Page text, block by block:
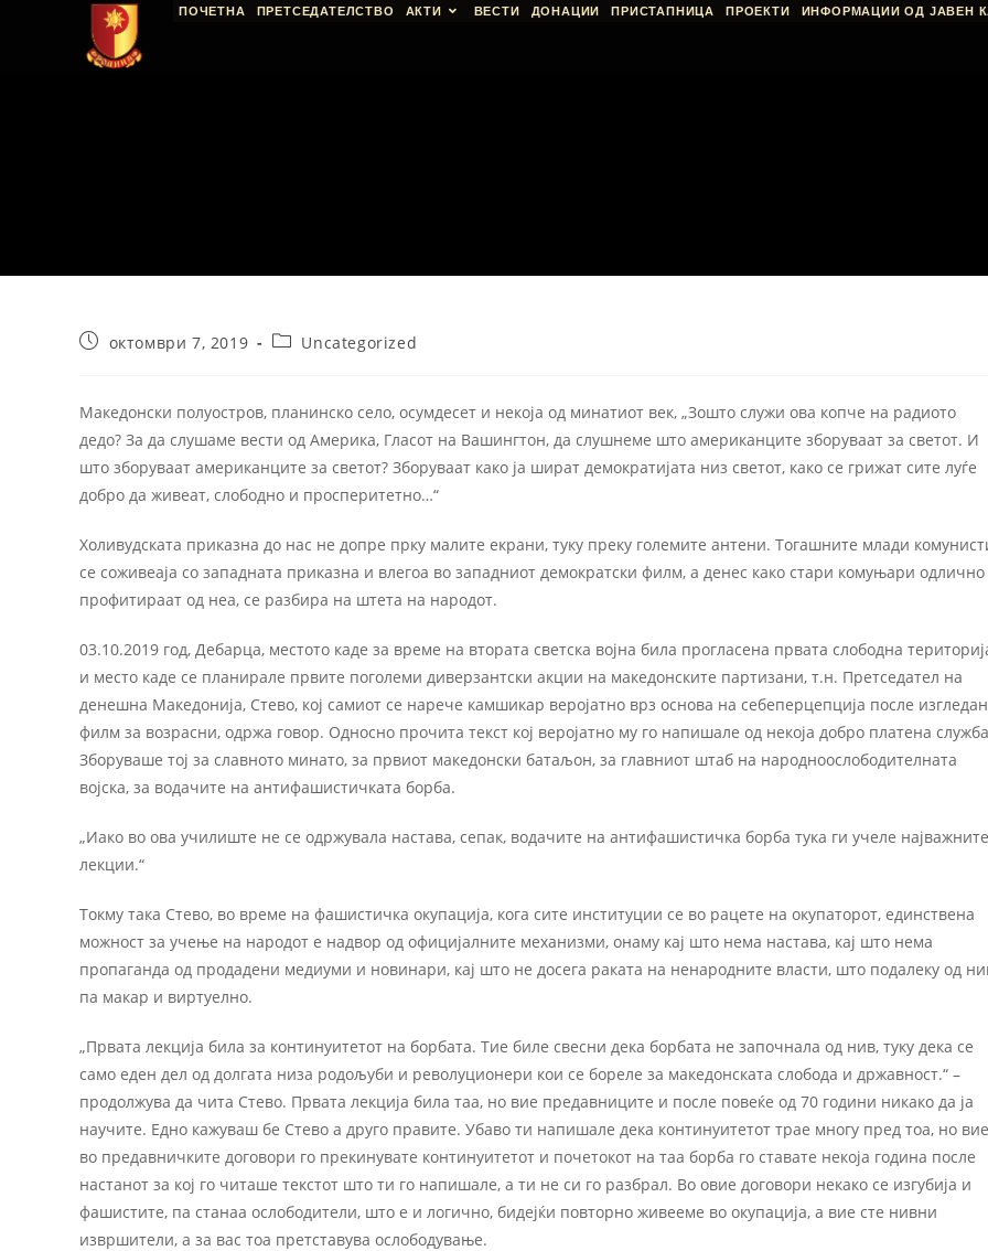
ПОЧЕТНА ПРЕТСЕДАТЕЛСТВО АКТИ ВЕСТИ ДОНАЦИИ ПРИСТАПНИЦА ПРОЕКТИ ИНФОРМАЦИИ ОД ЈАВЕН
октомври 7, 2019 Uncategorized
Македонски полуостров, планинско село, осумдесет и некоја од минатиот век, „Зошто служи ова копче на радиото
дедо? За да слушаме вести од Америка, Гласот на Вашингтон, да слушнеме што американците зборуваат за светот. И
што зборуваат американците за светот? Зборуваат како ја шират демократијата низ светот, како се грижат сите луѓе
добро да живеат, слободно и просперитетно…“
Холивудската приказна до нас не допре прку малите екрани, туку преку големите антени. Тогашните млади
се соживеаја со западната приказна и влегоа во западниот демократски филм, а денес како стари комуњари одлично
профитираат од неа, се разбира на штета на народот.
03.10.2019 год, Дебарца, местото каде за време на втората светска војна била прогласена првата слободна
и место каде се планирале првите поголеми диверзантски акции на македонските партизани, т.н. Претседател на
денешна Македонија, Стево, кој самиот се нарече камшикар веројатно врз основа на себеперцепција после изгледан
филм за возрасни, одржа говор. Односно прочита текст кој веројатно му го напишале од некоја добро платена
Зборуваше тој за славното минато, за првиот македонски батаљон, за главниот штаб на народноослободителната
војска, за водачите на антифашистичката борба.
„Иако во ова училиште не се одржувала настава, сепак, водачите на антифашистичка борба тука ги учеле најважните
лекции.“
Токму така Стево, во време на фашистичка окупација, кога сите институции се во рацете на окупаторот, единствена
можност за учење на народот е надвор од официјалните механизми, онаму кај што нема настава, кај што нема
пропаганда од продадени медиуми и новинари, кај што не досега раката на ненародните власти, што подалеку од
па макар и виртуелно.
„Првата лекција била за континуитетот на борбата. Тие биле свесни дека борбата не започнала од нив, туку дека се
само еден дел од долгата низа родољуби и револуционери кои се бореле за македонската слобода и државност.“ –
продолжува да чита Стево. Првата лекција била таа, но вие предавниците и после повеќе од 70 години никако да ја
научите. Едно кажуваш бе Стево а друго правите. Убаво ти напишале дека континуитетот трае многу пред тоа, но вие
во предавничките договори го прекинувате континуитетот и почетокот на таа борба го ставате некоја година после
настанот за кој го читаше текстот што ти го напишале, а ти не си го разбрал. Во овие договори некако се изгубија и
фашистите, па станаа ослободители, што е и логично, бидејќи повторно живееме во окупација, а вие сте нивни
извршители, а за вас тоа претставува ослободување.